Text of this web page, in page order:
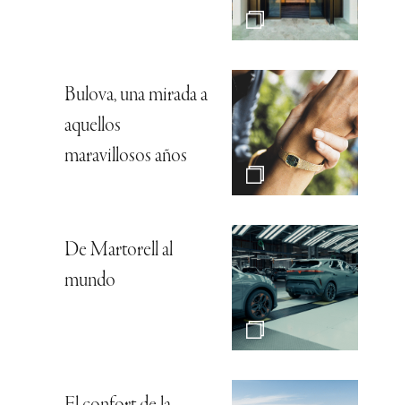
Bulova, una mirada a
aquellos
maravillosos años
De Martorell al
mundo